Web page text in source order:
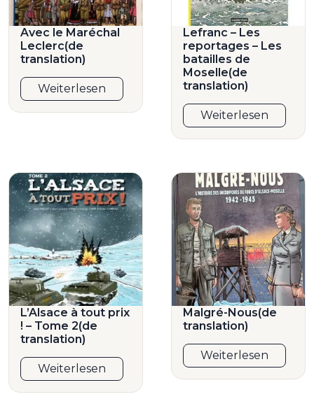
Avec le Maréchal
Leclerc(de
translation)
Weiterlesen
Lefranc – Les
reportages – Les
batailles de
Moselle(de
translation)
Weiterlesen
L’Alsace à tout prix
! – Tome 2(de
translation)
Weiterlesen
Malgré-Nous(de
translation)
Weiterlesen